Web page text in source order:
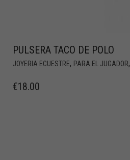
PULSERA TACO DE POLO
JOYERIA ECUESTRE, PARA EL JUGADOR,
€18.00